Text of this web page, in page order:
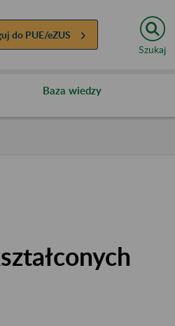
do PUE/eZUS
Szukaj
Baza wiedzy